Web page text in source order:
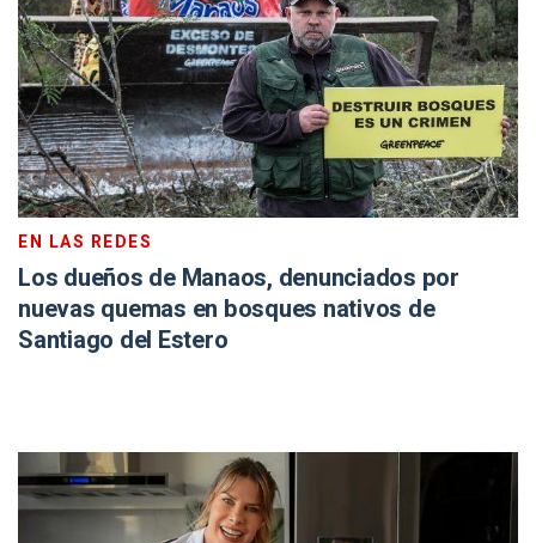
EN LAS REDES
Los dueños de Manaos, denunciados por
nuevas quemas en bosques nativos de
Santiago del Estero